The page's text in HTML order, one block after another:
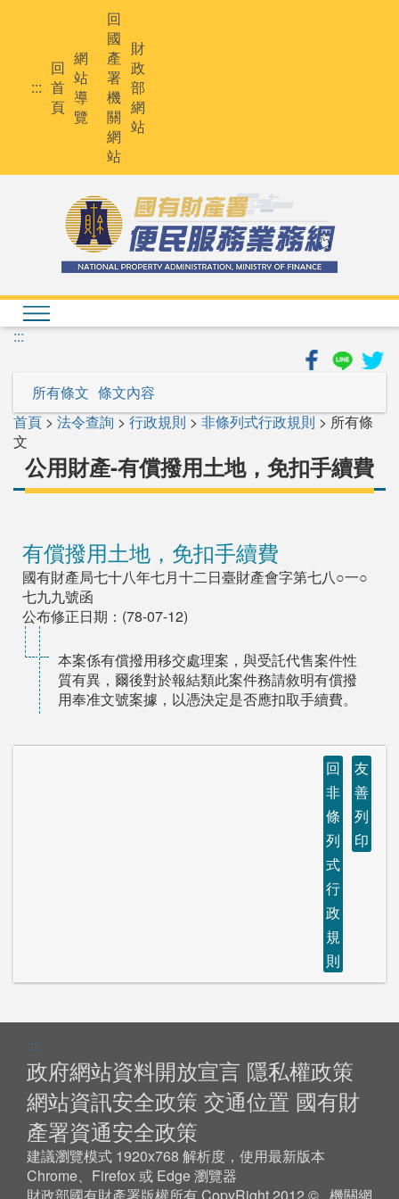
:::
回
首
頁
網
站
導
覽
回
國
產
署
機
關
網
站
財
政
部
網
站
:::
所有條文 條文內容
首頁 > 法令查詢 > 行政規則 > 非條列式行政規則 > 所有條
文
公用財產-有償撥用土地，免扣手續費
有償撥用土地，免扣手續費
國有財產局七十八年七月十二日臺財產會字第七八○一○
七九九號函
公布修正日期：(78-07-12)
本案係有償撥用移交處理案，與受託代售案件性
質有異，爾後對於報結類此案件務請敘明有償撥
用奉准文號案據，以憑決定是否應扣取手續費。
回
非
條
列
式
行
政
規
則
友
善
列
印
:::
政府網站資料開放宣言 隱私權政策
網站資訊安全政策 交通位置 國有財
產署資通安全政策
建議瀏覽模式 1920x768 解析度，使用最新版本
Chrome、Firefox 或 Edge 瀏覽器